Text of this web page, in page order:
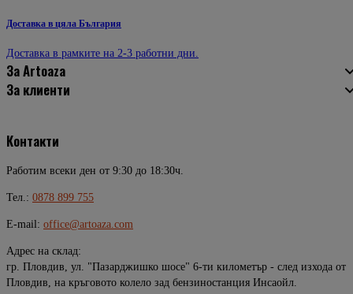
Доставка в цяла България
Доставка в рамките на 2-3 работни дни.
За Artoaza
За клиенти
Контакти
Работим всеки ден от 9:30 до 18:30ч.
Тел.: 0878 899 755
E-mail: office@artoaza.com
Адрес на склад:
гр. Пловдив, ул. "Пазарджишко шосе" 6-ти километър - след изхода от
Пловдив, на кръговото колело зад бензиностанция Инсаойл.